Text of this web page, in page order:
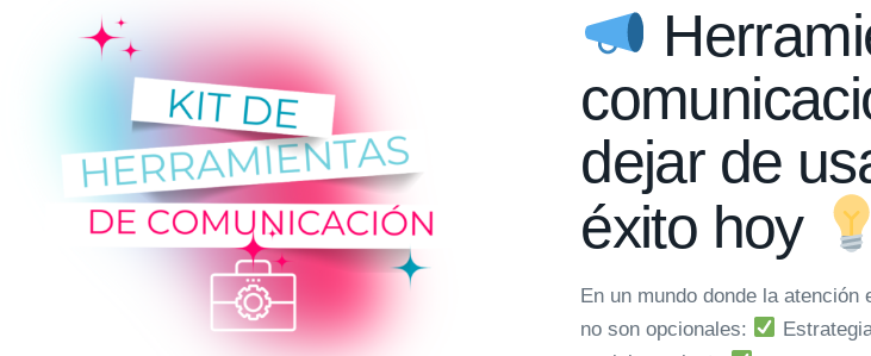
dejar de
éxito hoy
En un mundo donde la
no son opcionales: